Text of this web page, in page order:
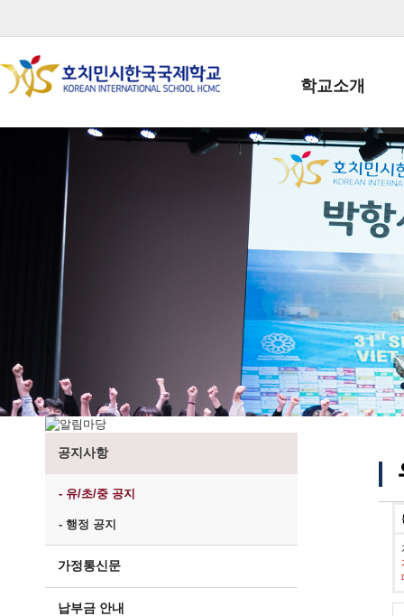
학교소개
학교장인사말
학생회장인사말
학교상징
학교 CI
교직원현황
학생현황
위치/전화
전경사진
공지사항
- 유/초/중 공지
- 행정 공지
가정통신문
납부금 안내